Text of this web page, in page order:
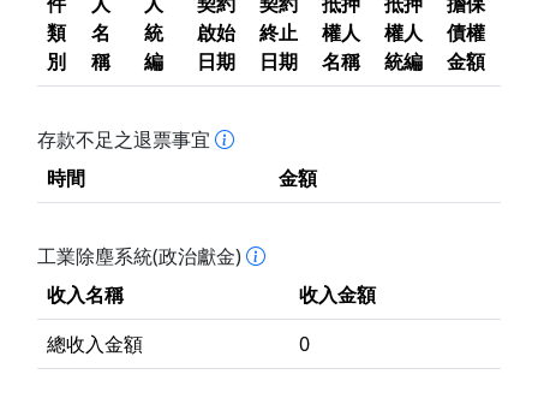
類
別
名
稱
統
編
啟始
日期
終止
日期
權人
名稱
權人
統編
債權
金額
存款不足之退票事宜
時間
金額
工業除塵系統(政治獻金)
收入名稱
收入金額
總收入金額
0